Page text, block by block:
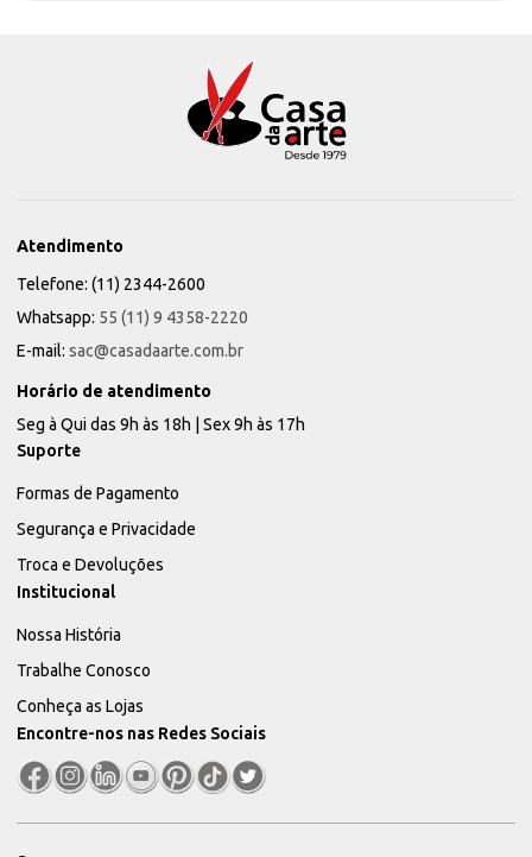
Atendimento
Telefone: (11) 2344-2600
Whatsapp: 55 (11) 9 4358-2220
E-mail: sac@casadaarte.com.br
Horário de atendimento
Seg à Qui das 9h às 18h | Sex 9h às 17h
Suporte
Formas de Pagamento
Segurança e Privacidade
Troca e Devoluções
Institucional
Nossa História
Trabalhe Conosco
Conheça as Lojas
Encontre-nos nas Redes Sociais